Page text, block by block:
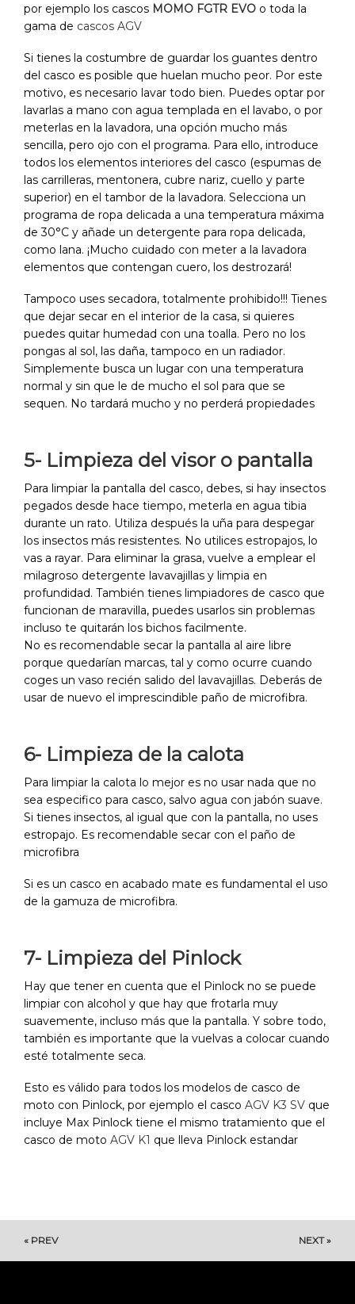
por ejemplo los cascos MOMO FGTR EVO o toda la
gama de cascos AGV
Si tienes la costumbre de guardar los guantes dentro
del casco es posible que huelan mucho peor. Por este
motivo, es necesario lavar todo bien. Puedes optar por
lavarlas a mano con agua templada en el lavabo, o por
meterlas en la lavadora, una opción mucho más
sencilla, pero ojo con el programa. Para ello, introduce
todos los elementos interiores del casco (espumas de
las carrilleras, mentonera, cubre nariz, cuello y parte
superior) en el tambor de la lavadora. Selecciona un
programa de ropa delicada a una temperatura máxima
de 30°C y añade un detergente para ropa delicada,
como lana. ¡Mucho cuidado con meter a la lavadora
elementos que contengan cuero, los destrozará!
Tampoco uses secadora, totalmente prohibido!!! Tienes
que dejar secar en el interior de la casa, si quieres
puedes quitar humedad con una toalla. Pero no los
pongas al sol, las daña, tampoco en un radiador.
Simplemente busca un lugar con una temperatura
normal y sin que le de mucho el sol para que se
sequen. No tardará mucho y no perderá propiedades
5- Limpieza del visor o pantalla
Para limpiar la pantalla del casco, debes, si hay insectos
pegados desde hace tiempo, meterla en agua tibia
durante un rato. Utiliza después la uña para despegar
los insectos más resistentes. No utilices estropajos, lo
vas a rayar. Para eliminar la grasa, vuelve a emplear el
milagroso detergente lavavajillas y limpia en
profundidad. También tienes limpiadores de casco que
funcionan de maravilla, puedes usarlos sin problemas
incluso te quitarán los bichos facilmente.
No es recomendable secar la pantalla al aire libre
porque quedarían marcas, tal y como ocurre cuando
coges un vaso recién salido del lavavajillas. Deberás de
usar de nuevo el imprescindible paño de microfibra.
6- Limpieza de la calota
Para limpiar la calota lo mejor es no usar nada que no
sea especifico para casco, salvo agua con jabón suave.
Si tienes insectos, al igual que con la pantalla, no uses
estropajo. Es recomendable secar con el paño de
microfibra
Si es un casco en acabado mate es fundamental el uso
de la gamuza de microfibra.
7- Limpieza del Pinlock
Hay que tener en cuenta que el Pinlock no se puede
limpiar con alcohol y que hay que frotarla muy
suavemente, incluso más que la pantalla. Y sobre todo,
también es importante que la vuelvas a colocar cuando
esté totalmente seca.
Esto es válido para todos los modelos de casco de
moto con Pinlock, por ejemplo el casco AGV K3 SV que
incluye Max Pinlock tiene el mismo tratamiento que el
casco de moto AGV K1 que lleva Pinlock estandar
« PREV NEXT »